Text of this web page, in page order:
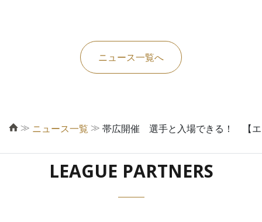
ニュース一覧へ
≫ ニュース一覧 ≫ 帯広開催 選手と入場できる！ 【エ
LEAGUE PARTNERS